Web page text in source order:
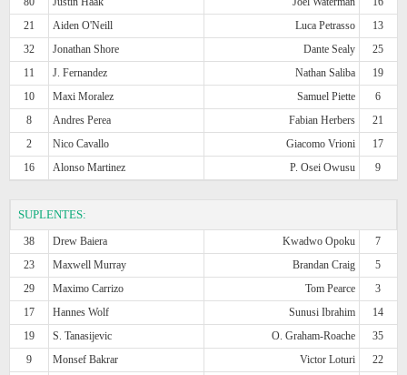
21
Aiden O'Neill Luca Petrasso
13
32
Jonathan Shore Dante Sealy
25
11
J. Fernandez Nathan Saliba
19
10
Maxi Moralez Samuel Piette
6
8
Andres Perea Fabian Herbers
21
2
Nico Cavallo Giacomo Vrioni
17
16
Alonso Martinez P. Osei Owusu 9
SUPLENTES:
38 Drew Baiera Kwadwo Opoku
7
23
Maxwell Murray Brandan Craig
5
29
Maximo Carrizo Tom Pearce
3
17
Hannes Wolf Sunusi Ibrahim
14
19
S. Tanasijevic O. Graham-Roache
35
9
Monsef Bakrar Victor Loturi
22